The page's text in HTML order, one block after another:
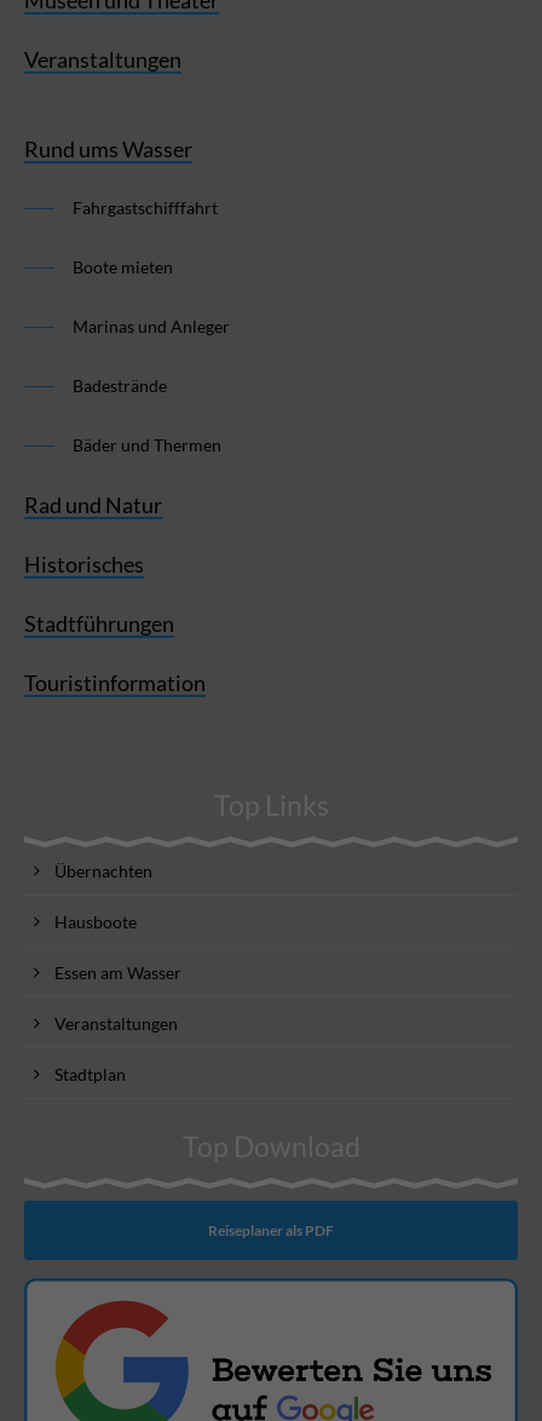
Veranstaltungen
Rund ums Wasser
Fahrgastschifffahrt
Boote mieten
Marinas und Anleger
Badestrände
Bäder und Thermen
Rad und Natur
Historisches
Stadtführungen
Touristinformation
Top Links
Übernachten
Hausboote
Essen am Wasser
Veranstaltungen
Stadtplan
Top Download
Reiseplaner als PDF